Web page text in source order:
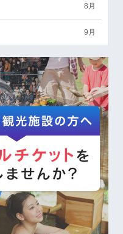
8月
9月